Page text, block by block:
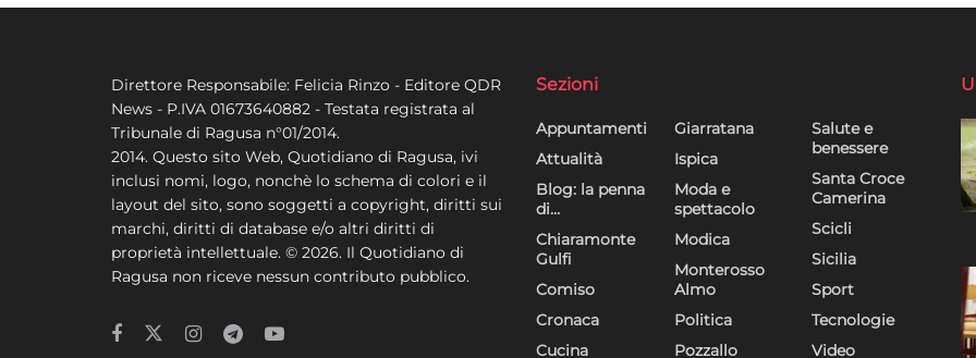
Direttore Responsabile: Felicia Rinzo - Editore QDR
News - P.IVA 01673640882 - Testata registrata al
Tribunale di Ragusa n°01/2014.
2014. Questo sito Web, Quotidiano di Ragusa, ivi
inclusi nomi, logo, nonchè lo schema di colori e il
layout del sito, sono soggetti a copyright, diritti sui
marchi, diritti di database e/o altri diritti di
proprietà intellettuale. © 2026. Il Quotidiano di
Ragusa non riceve nessun contributo pubblico.
Sezioni
Appuntamenti
Attualità
Blog: la penna
di…
Chiaramonte
Gulfi
Comiso
Cronaca
Cucina
Giarratana
Ispica
Moda e
spettacolo
Modica
Monterosso
Almo
Politica
Pozzallo
Salute e
benessere
Santa Croce
Camerina
Scicli
Sicilia
Sport
Tecnologie
Video